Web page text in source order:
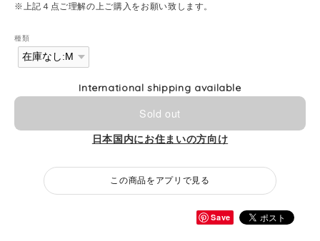
※上記４点ご理解の上ご購入をお願い致します。
種類
International shipping available
Sold out
日本国内にお住まいの方向け
この商品をアプリで見る
Save